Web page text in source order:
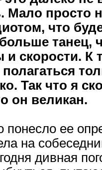
Мало просто
что
танец,
скорости. К
Так что я
он великан.
ее
на
дивная